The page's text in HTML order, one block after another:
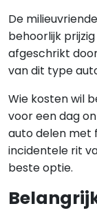
De
behoorlijk
afgeschrikt
van dit type
Wie kosten wil
voor een dag
auto delen met
incidentele rit
beste optie.